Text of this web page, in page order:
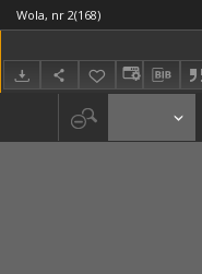
Wola, nr 2(168)